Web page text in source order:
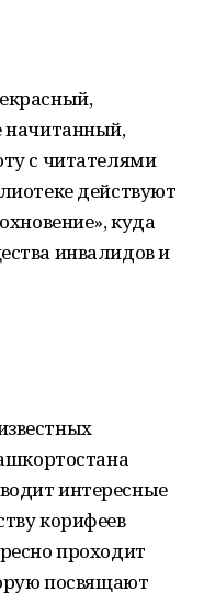
начитанный,
с читателями
действуют
куда
инвалидов и
интересные
корифеев
проходит
посвящают